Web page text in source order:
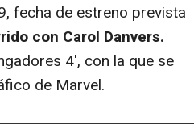
fecha de estreno prevista
con Carol Danvers.
4', con la que se
de Marvel.